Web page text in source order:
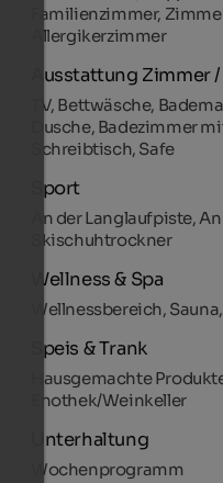
Familienzimmer,
Allergikerzimmer
Ausstattung Zimmer
TV, Bettwäsche,
Dusche, Badezimmer
Schreibtisch, Safe
Sport
An der Langlaufpiste,
Skischuhtrockner
Wellness & Spa
Wellnessbereich,
Speis & Trank
Hausgemachte
Enothek/Weinkeller
Unterhaltung
Wochenprogramm